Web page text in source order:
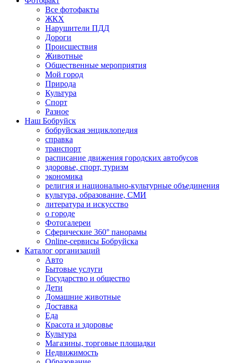
Все фотофакты
ЖКХ
Нарушители ПДД
Дороги
Происшествия
Животные
Общественные мероприятия
Мой город
Природа
Культура
Спорт
Разное
Наш Бобруйск
бобруйская энциклопедия
справка
транспорт
расписание движения городских автобусов
здоровье, спорт, туризм
экономика
религия и национально-культурные объединения
культура, образование, СМИ
литература и искусство
о городе
Фотогалереи
Сферические 360° панорамы
Online-сервисы Бобруйска
Каталог организаций
Авто
Бытовые услуги
Государство и общество
Дети
Домашние животные
Доставка
Еда
Красота и здоровье
Культура
Магазины, торговые площадки
Недвижимость